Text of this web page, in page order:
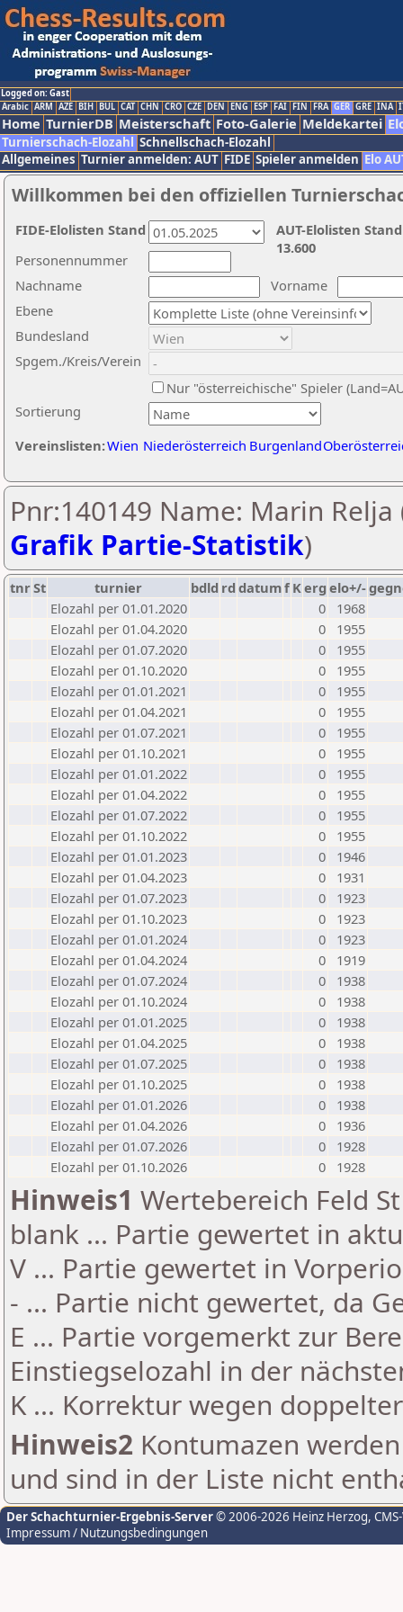
Logged on: Gast
Arabic ARM AZE BIH BUL CAT CHN CRO CZE DEN ENG ESP FAI FIN FRA GER GRE INA
Home TurnierDB Meisterschaft Foto-Galerie Meldekartei
Turnierschach-Elozahl Schnellschach-Elozahl
Allgemeines Turnier anmelden: AUT FIDE Spieler anmelden Elo
Willkommen bei den offiziellen
Nachname
Vorname
Ebene
Sortierung
Personennummer
Bundesland
Spgem./Kreis/Verein
Nur "österreichische" Spieler
Vereinslisten:Wien Niederösterreich Burgenland
AUT-Elolisten
13.600
FIDE-Elolisten Stand
Pnr:140149 Name: Marin Relja
Grafik Partie-Statistik)
tnrSt turnier bdld rd datumf Kerg elo+/-
Elozahl per 01.01.2020
0
1968
Elozahl per 01.04.2020
0
1955
Elozahl per 01.07.2020
0
1955
Elozahl per 01.10.2020
0
1955
Elozahl per 01.01.2021
0
1955
Elozahl per 01.04.2021
0
1955
Elozahl per 01.07.2021
0
1955
Elozahl per 01.10.2021
0
1955
Elozahl per 01.01.2022
0
1955
Elozahl per 01.04.2022
0
1955
Elozahl per 01.07.2022
0
1955
Elozahl per 01.10.2022
0
1955
Elozahl per 01.01.2023
0
1946
Elozahl per 01.04.2023
0
1931
Elozahl per 01.07.2023
0
1923
Elozahl per 01.10.2023
0
1923
Elozahl per 01.01.2024
0
1923
Elozahl per 01.04.2024
0
1919
Elozahl per 01.07.2024
0
1938
Elozahl per 01.10.2024
0
1938
Elozahl per 01.01.2025
0
1938
Elozahl per 01.04.2025
0
1938
Elozahl per 01.07.2025
0
1938
Elozahl per 01.10.2025
0
1938
Elozahl per 01.01.2026
0
1938
Elozahl per 01.04.2026
0
1936
Elozahl per 01.07.2026
0
1928
Elozahl per 01.10.2026
0 1928
Hinweis1 Wertebereich Feld
blank ... Partie gewertet in
V ... Partie gewertet in
- ... Partie nicht gewertet, da
E ... Partie vorgemerkt zur
Einstiegselozahl in der
K ... Korrektur wegen
Hinweis2 Kontumazen
und sind in der Liste nicht
Der Schachturnier-Ergebnis-Server© 2006-2026 Heinz Herzog,
Impressum / Nutzungsbedingungen